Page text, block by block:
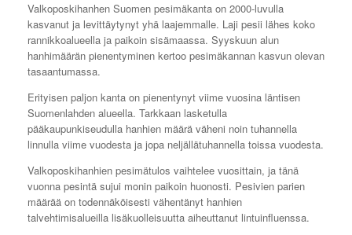
Valkoposkihanhen Suomen pesimäkanta on 2000-luvulla
kasvanut ja levittäytynyt yhä laajemmalle. Laji pesii lähes koko
rannikkoalueella ja paikoin sisämaassa. Syyskuun alun
hanhimäärän pienentyminen kertoo pesimäkannan kasvun olevan
tasaantumassa.
Erityisen paljon kanta on pienentynyt viime vuosina läntisen
Suomenlahden alueella. Tarkkaan lasketulla
pääkaupunkiseudulla hanhien määrä väheni noin tuhannella
linnulla viime vuodesta ja jopa neljällätuhannella toissa vuodesta.
Valkoposkihanhien pesimätulos vaihtelee vuosittain, ja tänä
vuonna pesintä sujui monin paikoin huonosti. Pesivien parien
määrää on todennäköisesti vähentänyt hanhien
talvehtimisalueilla lisäkuolleisuutta aiheuttanut lintuinfluenssa.